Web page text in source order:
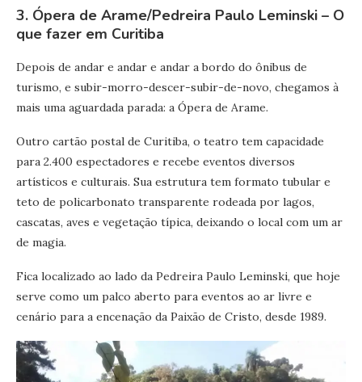
3. Ópera de Arame/Pedreira Paulo Leminski – O
que fazer em Curitiba
Depois de andar e andar e andar a bordo do ônibus de
turismo, e subir-morro-descer-subir-de-novo, chegamos à
mais uma aguardada parada: a Ópera de Arame.
Outro cartão postal de Curitiba, o teatro tem capacidade
para 2.400 espectadores e recebe eventos diversos
artísticos e culturais. Sua estrutura tem formato tubular e
teto de policarbonato transparente rodeada por lagos,
cascatas, aves e vegetação típica, deixando o local com um ar
de magia.
Fica localizado ao lado da Pedreira Paulo Leminski, que hoje
serve como um palco aberto para eventos ao ar livre e
cenário para a encenação da Paixão de Cristo, desde 1989.